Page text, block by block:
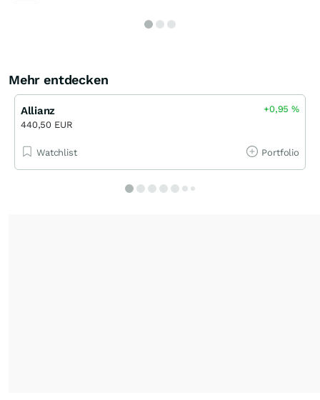
Mehr entdecken
Allianz
440,50 EUR
+0,95%
Watchlist Portfolio